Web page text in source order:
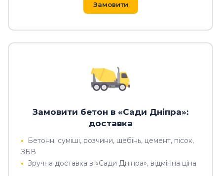
Замовити
Замовити бетон в «Сади Дніпра»:
доставка
Бетонні суміші, розчини, щебінь, цемент, пісок,
ЗБВ
Зручна доставка в «Сади Дніпра», відмінна ціна